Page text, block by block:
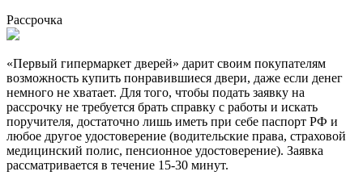
Рассрочка
«Первый гипермаркет дверей» дарит своим покупателям
возможность купить понравившиеся двери, даже если денег
немного не хватает. Для того, чтобы подать заявку на
рассрочку не требуется брать справку с работы и искать
поручителя, достаточно лишь иметь при себе паспорт РФ и
любое другое удостоверение (водительские права, страховой
медицинский полис, пенсионное удостоверение). Заявка
рассматривается в течение 15-30 минут.